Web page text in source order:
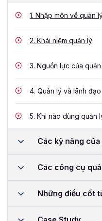
1. Nhập môn về quản
2. Khái niệm quản lý
3. Nguồn lực của
4. Quản lý và lãnh đạo
5. Khi nào dùng quản
Các kỹ năng
Các công cụ
Những điều cốt